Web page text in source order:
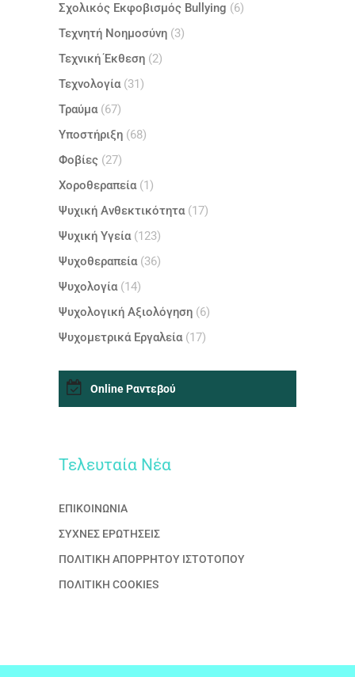
Σχολικός Εκφοβισμός Bullying (6)
Τεχνητή Νοημοσύνη (3)
Τεχνική Έκθεση (2)
Τεχνολογία(31)
Τραύμα(67)
Υποστήριξη (68)
Φοβίες (27)
Χοροθεραπεία(1)
Ψυχική Ανθεκτικότητα(17)
Ψυχική Υγεία(123)
Ψυχοθεραπεία(36)
Ψυχολογία(14)
Ψυχολογική Αξιολόγηση (6)
Ψυχομετρικά Εργαλεία(17)
Online Ραντεβού
Τελευταία Nέα
ΕΠΙΚΟΙΝΩΝΙΑ
ΣΥΧΝΕΣ ΕΡΩΤΗΣΕΙΣ
ΠΟΛΙΤΙΚΗ ΑΠΟΡΡΗΤΟΥ ΙΣΤΟΤΟΠΟΥ
ΠΟΛΙΤΙΚΗ COOKIES